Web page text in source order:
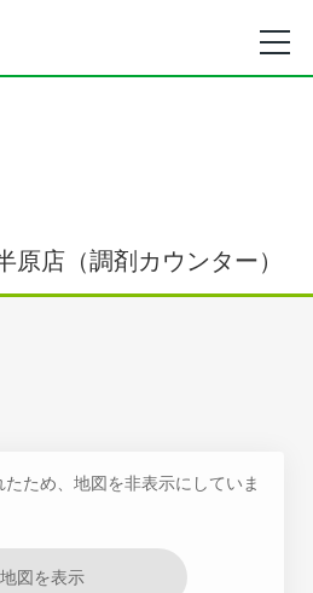
原店（調剤カウンター）
ため、地図を非表示にしていま
地図を表示